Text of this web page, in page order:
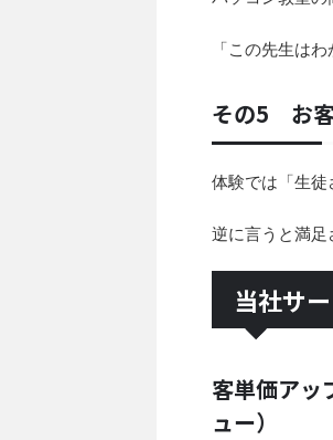
「この先生は
その5 お客
体験では「生徒
逆に言うと満足
当社サ
客単価アッ
ュー）